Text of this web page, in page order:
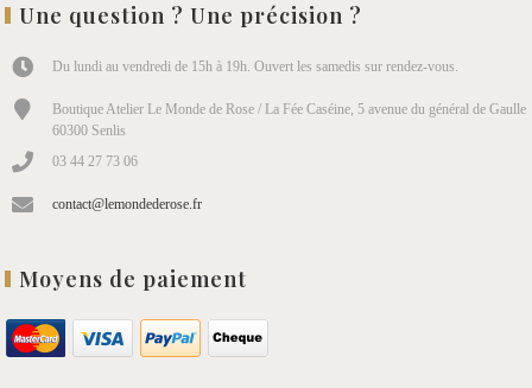
Une question ? Une précision ?
Du lundi au vendredi de 15h à 19h. Ouvert les samedis sur rendez-vous.
Boutique Atelier Le Monde de Rose / La Fée Caséine, 5 avenue du général de Gaulle
60300 Senlis
03 44 27 73 06
contact@lemondederose.fr
Moyens de paiement